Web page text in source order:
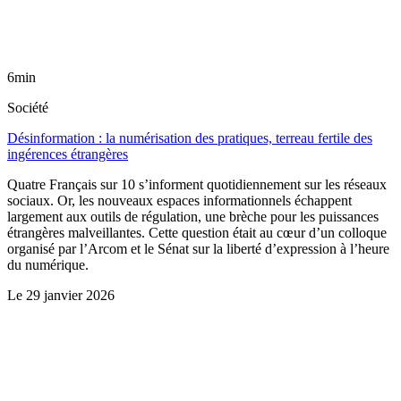
6min
Société
Désinformation : la numérisation des pratiques, terreau fertile des
ingérences étrangères
Quatre Français sur 10 s’informent quotidiennement sur les réseaux
sociaux. Or, les nouveaux espaces informationnels échappent
largement aux outils de régulation, une brèche pour les puissances
étrangères malveillantes. Cette question était au cœur d’un colloque
organisé par l’Arcom et le Sénat sur la liberté d’expression à l’heure
du numérique.
Le 29 janvier 2026